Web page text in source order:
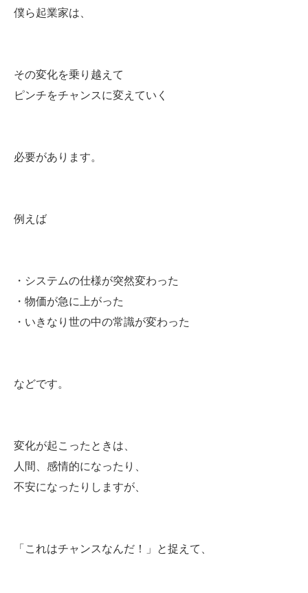
僕ら起業家は、
その変化を乗り越えて
ピンチをチャンスに変えていく
必要があります。
例えば
・システムの仕様が突然変わった
・物価が急に上がった
・いきなり世の中の常識が変わった
などです。
変化が起こったときは、
人間、感情的になったり、
不安になったりしますが、
「これはチャンスなんだ！」と捉えて、